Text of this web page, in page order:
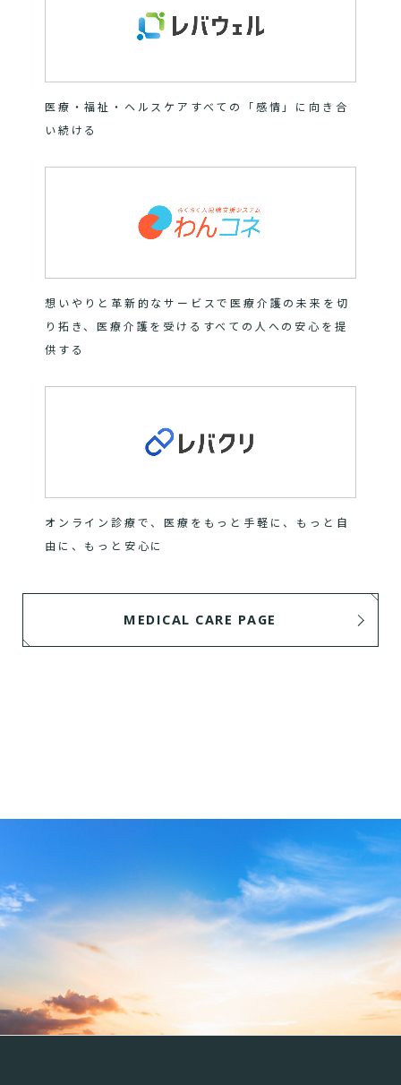
医療・福祉・ヘルスケアすべての「感情」に向き合
い続ける
想いやりと革新的なサービスで医療介護の未来を切
り拓き、医療介護を受けるすべての人への安心を提
供する
オンライン診療で、医療をもっと手軽に、もっと自
由に、もっと安心に
MEDICAL CARE PAGE